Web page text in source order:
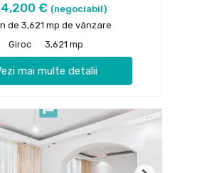
€ (negociabil)
de 3,621 mp de vânzare
Giroc
3,621 mp
mai multe detalii